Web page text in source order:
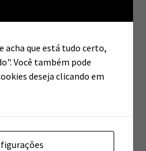
acha que está tudo certo,
Você também pode
deseja clicando em